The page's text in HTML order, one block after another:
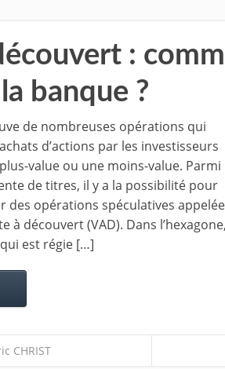
:
banque ?
de nombreuses opérations qui
d’actions par les investisseurs
value ou une moins-value. Parmi
de titres, il y a la possibilité pour
des opérations spéculatives
à découvert (VAD). Dans l’hexagone,
est régie […]
CHRIST